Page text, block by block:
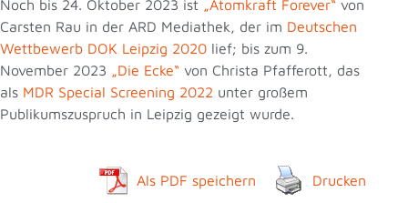
Noch bis 24. Oktober 2023 ist „Atomkraft Forever“ von
Carsten Rau in der ARD Mediathek, der im Deutschen
Wettbewerb DOK Leipzig 2020 lief; bis zum 9.
November 2023 „Die Ecke“ von Christa Pfafferott, das
als MDR Special Screening 2022 unter großem
Publikumszuspruch in Leipzig gezeigt wurde.
Als PDF speichern Drucken